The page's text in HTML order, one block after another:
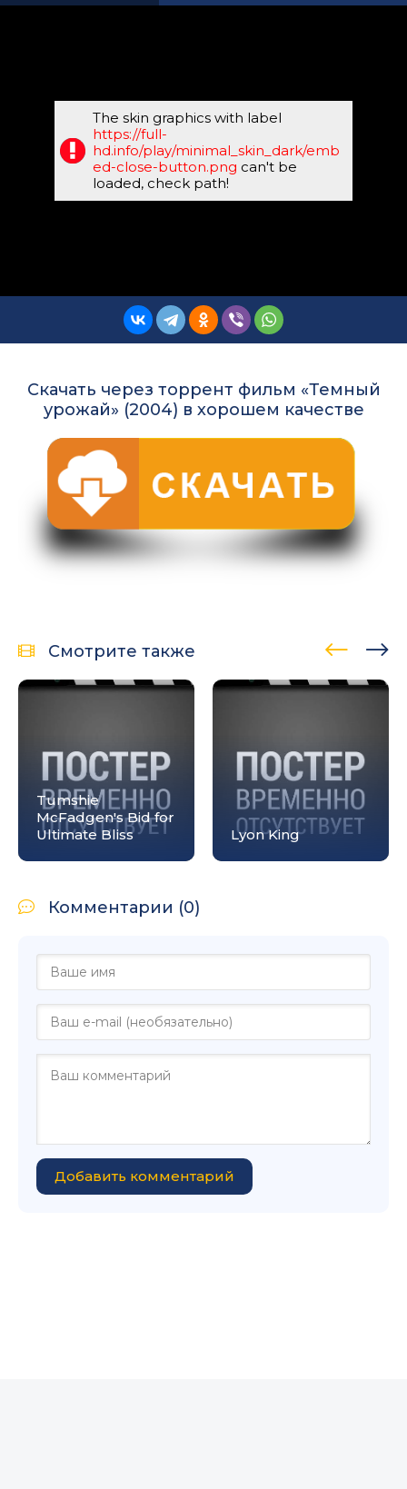
The skin graphics with label
https://full-
hd.info/play/minimal_skin_dark/emb
ed-close-button.png can't be
loaded, check path!
Скачать через торрент фильм «Темный
урожай» (2004) в хорошем качестве
Смотрите также
Tumshie
McFadgen's Bid for
Ultimate Bliss
Lyon King
Комментарии (0)
Добавить комментарий